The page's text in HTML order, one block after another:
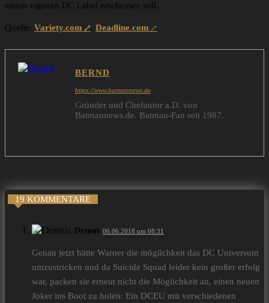
einem eigenen DC Label erscheinen soll.
Quelle: Variety.com , Deadline.com
BERND
https://www.batmannews.de
Gründer und Chefautor a.D. von
Batmannews.de. Batman-Fan seit 1987.
19 KOMMENTARE
Dennis 06.06.2018 um 08:31
Genau jetzt hätte Warner die möglichkeit das DC Universum
umzustricken und da Suicide Squad leider kein großer erfolg
war, packen sie erneut nicht die Möglichkeit an, einen neuen
Joker ins Boot zu holen: Ein DCEU mit verschiedenen